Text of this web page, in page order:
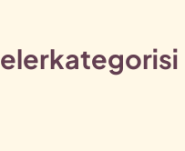
kategorisi